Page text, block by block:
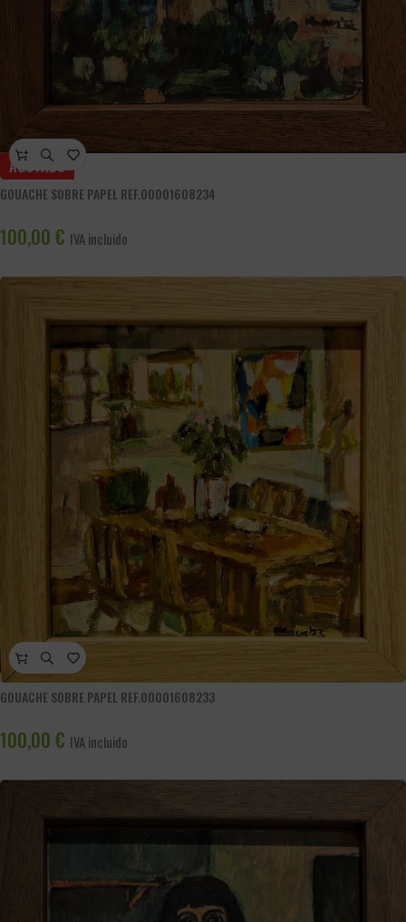
AGOTADO
GOUACHE SOBRE PAPEL REF.00001608234
100,00 € IVA incluido
GOUACHE SOBRE PAPEL REF.00001608233
100,00 € IVA incluido